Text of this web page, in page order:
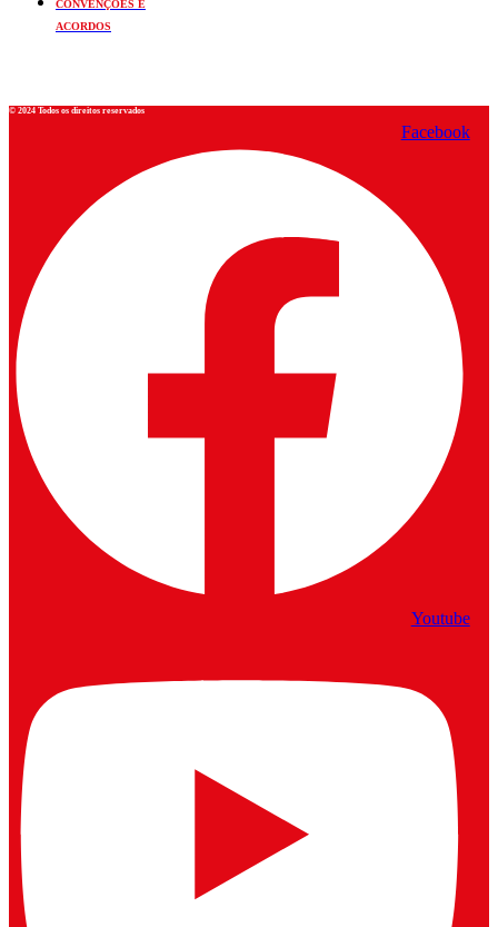
CONVENÇÕES E
ACORDOS
© 2024 Todos os direitos reservados
Facebook
Youtube